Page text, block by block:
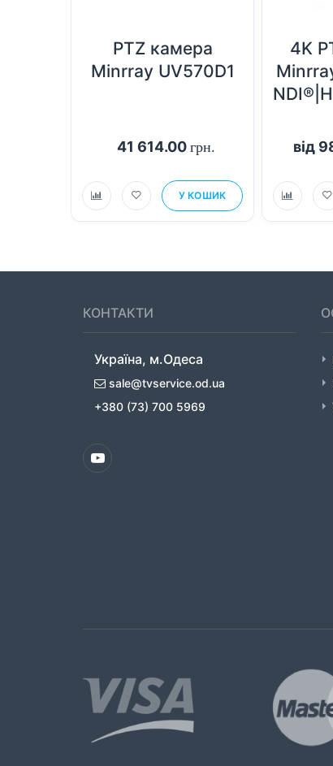
PTZ камера
Minrray UV570D1
41 614.00 грн.
У КОШИК
4K
від
КОНТАКТИ
Україна, м.Одеса
sale@tvservice.od.ua
+380 (73) 700 5969